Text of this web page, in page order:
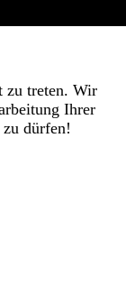
zu treten. Wir
Ihrer
dürfen!